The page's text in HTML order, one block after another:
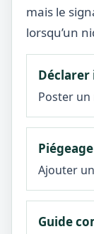
mais le
lorsqu’un
Déclarer
Poster
Ajouter
Guide